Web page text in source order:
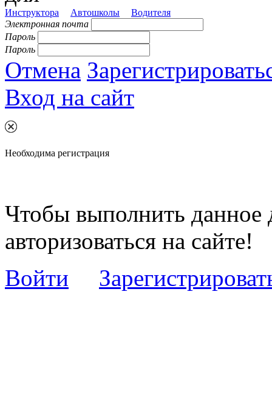
Инструктора Автошколы
Водителя
Электронная почта
Пароль
Пароль
Отмена
Вход на сайт
Необходима регистрация
Чтобы выполнить данное
авторизоваться на сайте!
Войти